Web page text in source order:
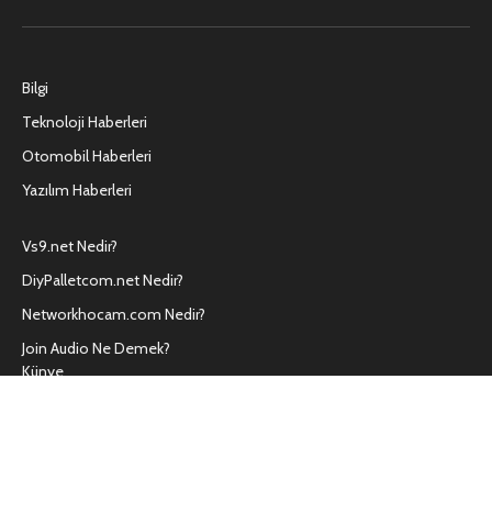
(Twitter)
Bilgi
Teknoloji Haberleri
Otomobil Haberleri
Yazılım Haberleri
Vs9.net Nedir?
DiyPalletcom.net Nedir?
Networkhocam.com Nedir?
Join Audio Ne Demek?
Künye